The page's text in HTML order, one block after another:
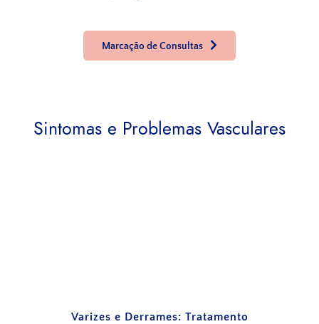
Marcação de Consultas
Sintomas e Problemas Vasculares
Varizes e Derrames: Tratamento